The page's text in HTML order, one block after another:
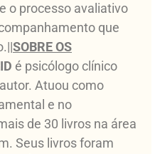
o processo avaliativo
que
SOBRE OS
é psicólogo clínico
Atuou como
e no
de 30 livros na área
Seus livros foram